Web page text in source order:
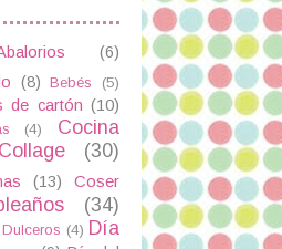
(6)
(8) Bebés (5)
de cartón (10)
(4)
Cocina
Collage (30)
(13)
Coser
(34)
Dulceros (4) Día